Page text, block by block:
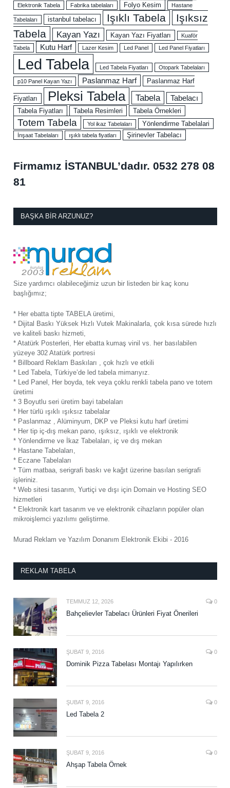
Elektronik Tabela Fabrika tabelaları Folyo Kesim Hastane
Tabelaları istanbul tabelacı Işıklı Tabela
Işıksız
Tabela
Kayan Yazı Kayan Yazı Fiyatları
Kuaför
Tabela
Kutu Harf Lazer Kesim Led Panel Led Panel Fiyatları
Led Tabela Led Tabela Fiyatları Otopark Tabelaları
p10 Panel Kayan Yazı Paslanmaz Harf Paslanmaz Harf
Fiyatları Pleksi Tabela Tabela Tabelacı
Tabela Fiyatları Tabela Resimleri Tabela Örnekleri
Totem Tabela Yol ikaz Tabelaları Yönlendirme Tabelalari
İnşaat Tabelaları ışıklı tabela fiyatları Şirinevler Tabelacı
Firmamız İSTANBUL’dadır. 0532 278 08
81
BAŞKA BIR ARZUNUZ?
Size yardımcı olabileceğimiz uzun bir listeden bir kaç konu
başlığımız;
* Her ebatta tipte TABELA üretimi,
* Dijital Baskı Yüksek Hızlı Vutek Makinalarla, çok kısa sürede hızlı
ve kaliteli baskı hizmeti,
* Atatürk Posterleri, Her ebatta kumaş vinil vs. her basılabilen
yüzeye 302 Atatürk portresi
* Billboard Reklam Baskıları , çok hızlı ve etkili
* Led Tabela, Türkiye’de led tabela mimarıyız.
* Led Panel, Her boyda, tek veya çoklu renkli tabela pano ve totem
üretimi
* 3 Boyutlu seri üretim bayi tabelaları
* Her türlü ışıklı ışıksız tabelalar
* Paslanmaz , Alüminyum, DKP ve Pleksi kutu harf üretimi
* Her tip iç-dış mekan pano, ışıksız, ışıklı ve elektronik
* Yönlendirme ve İkaz Tabelaları, iç ve dış mekan
* Hastane Tabelaları,
* Eczane Tabelaları
* Tüm matbaa, serigrafi baskı ve kağıt üzerine basılan serigrafi
işleriniz.
* Web sitesi tasarım, Yurtiçi ve dışı için Domain ve Hosting SEO
hizmetleri
* Elektronik kart tasarım ve ve elektronik cihazların popüler olan
mikroişlemci yazılımı geliştirme.
Murad Reklam ve Yazılım Donanım Elektronik Ekibi - 2016
REKLAM TABELA
TEMMUZ 12, 2026 0
Bahçelievler Tabelacı Ürünleri Fiyat Önerileri
ŞUBAT 9, 2016 0
Dominik Pizza Tabelası Montajı Yapılırken
ŞUBAT 9, 2016 0
Led Tabela 2
ŞUBAT 9, 2016 0
Ahşap Tabela Örnek